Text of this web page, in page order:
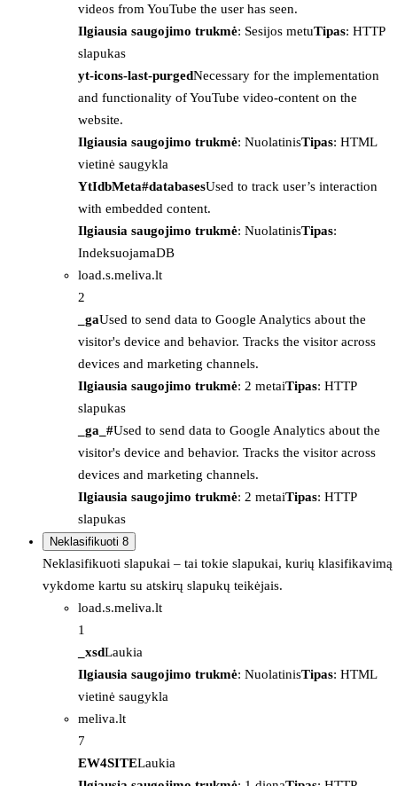
videos from YouTube the user has seen.
Ilgiausia saugojimo trukmė: Sesijos metuTipas: HTTP
slapukas
yt-icons-last-purgedNecessary for the implementation
and functionality of YouTube video-content on the
website.
Ilgiausia saugojimo trukmė: NuolatinisTipas: HTML
vietinė saugykla
YtIdbMeta#databasesUsed to track user’s interaction
with embedded content.
Ilgiausia saugojimo trukmė: NuolatinisTipas:
IndeksuojamaDB
load.s.meliva.lt
2
_gaUsed to send data to Google Analytics about the
visitor's device and behavior. Tracks the visitor across
devices and marketing channels.
Ilgiausia saugojimo trukmė: 2 metaiTipas: HTTP
slapukas
_ga_#Used to send data to Google Analytics about the
visitor's device and behavior. Tracks the visitor across
devices and marketing channels.
Ilgiausia saugojimo trukmė: 2 metaiTipas: HTTP
slapukas
Neklasifikuoti 8
Neklasifikuoti slapukai – tai tokie slapukai, kurių klasifikavimą
vykdome kartu su atskirų slapukų teikėjais.
load.s.meliva.lt
1
_xsdLaukia
Ilgiausia saugojimo trukmė: NuolatinisTipas: HTML
vietinė saugykla
meliva.lt
7
EW4SITELaukia